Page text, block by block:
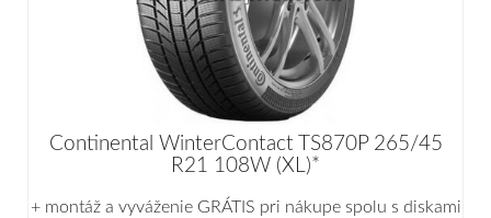
Continental WinterContact TS870P 265/45
R21 108W (XL)*
+ montáž a vyváženie GRÁTIS pri nákupe spolu s diskami